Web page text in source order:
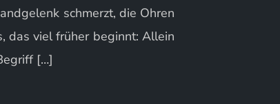
schmerzt, die Ohren
das viel früher beginnt: Allein
[…]